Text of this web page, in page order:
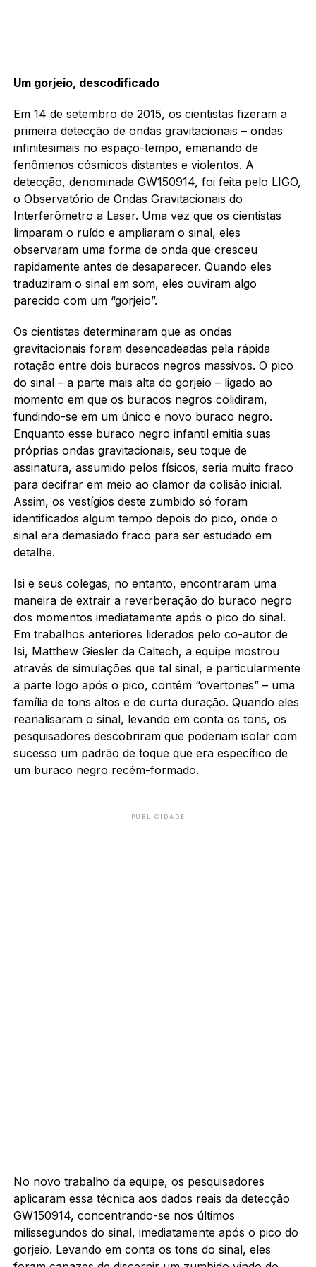
Um gorjeio, descodificado
Em 14 de setembro de 2015, os cientistas fizeram a
primeira detecção de ondas gravitacionais – ondas
infinitesimais no espaço-tempo, emanando de
fenômenos cósmicos distantes e violentos. A
detecção, denominada GW150914, foi feita pelo LIGO,
o Observatório de Ondas Gravitacionais do
Interferômetro a Laser. Uma vez que os cientistas
limparam o ruído e ampliaram o sinal, eles
observaram uma forma de onda que cresceu
rapidamente antes de desaparecer. Quando eles
traduziram o sinal em som, eles ouviram algo
parecido com um “gorjeio”.
Os cientistas determinaram que as ondas
gravitacionais foram desencadeadas pela rápida
rotação entre dois buracos negros massivos. O pico
do sinal – a parte mais alta do gorjeio – ligado ao
momento em que os buracos negros colidiram,
fundindo-se em um único e novo buraco negro.
Enquanto esse buraco negro infantil emitia suas
próprias ondas gravitacionais, seu toque de
assinatura, assumido pelos físicos, seria muito fraco
para decifrar em meio ao clamor da colisão inicial.
Assim, os vestígios deste zumbido só foram
identificados algum tempo depois do pico, onde o
sinal era demasiado fraco para ser estudado em
detalhe.
Isi e seus colegas, no entanto, encontraram uma
maneira de extrair a reverberação do buraco negro
dos momentos imediatamente após o pico do sinal.
Em trabalhos anteriores liderados pelo co-autor de
Isi, Matthew Giesler da Caltech, a equipe mostrou
através de simulações que tal sinal, e particularmente
a parte logo após o pico, contém “overtones” – uma
família de tons altos e de curta duração. Quando eles
reanalisaram o sinal, levando em conta os tons, os
pesquisadores descobriram que poderiam isolar com
sucesso um padrão de toque que era específico de
um buraco negro recém-formado.
PUBLICIDADE
No novo trabalho da equipe, os pesquisadores
aplicaram essa técnica aos dados reais da detecção
GW150914, concentrando-se nos últimos
milissegundos do sinal, imediatamente após o pico do
gorjeio. Levando em conta os tons do sinal, eles